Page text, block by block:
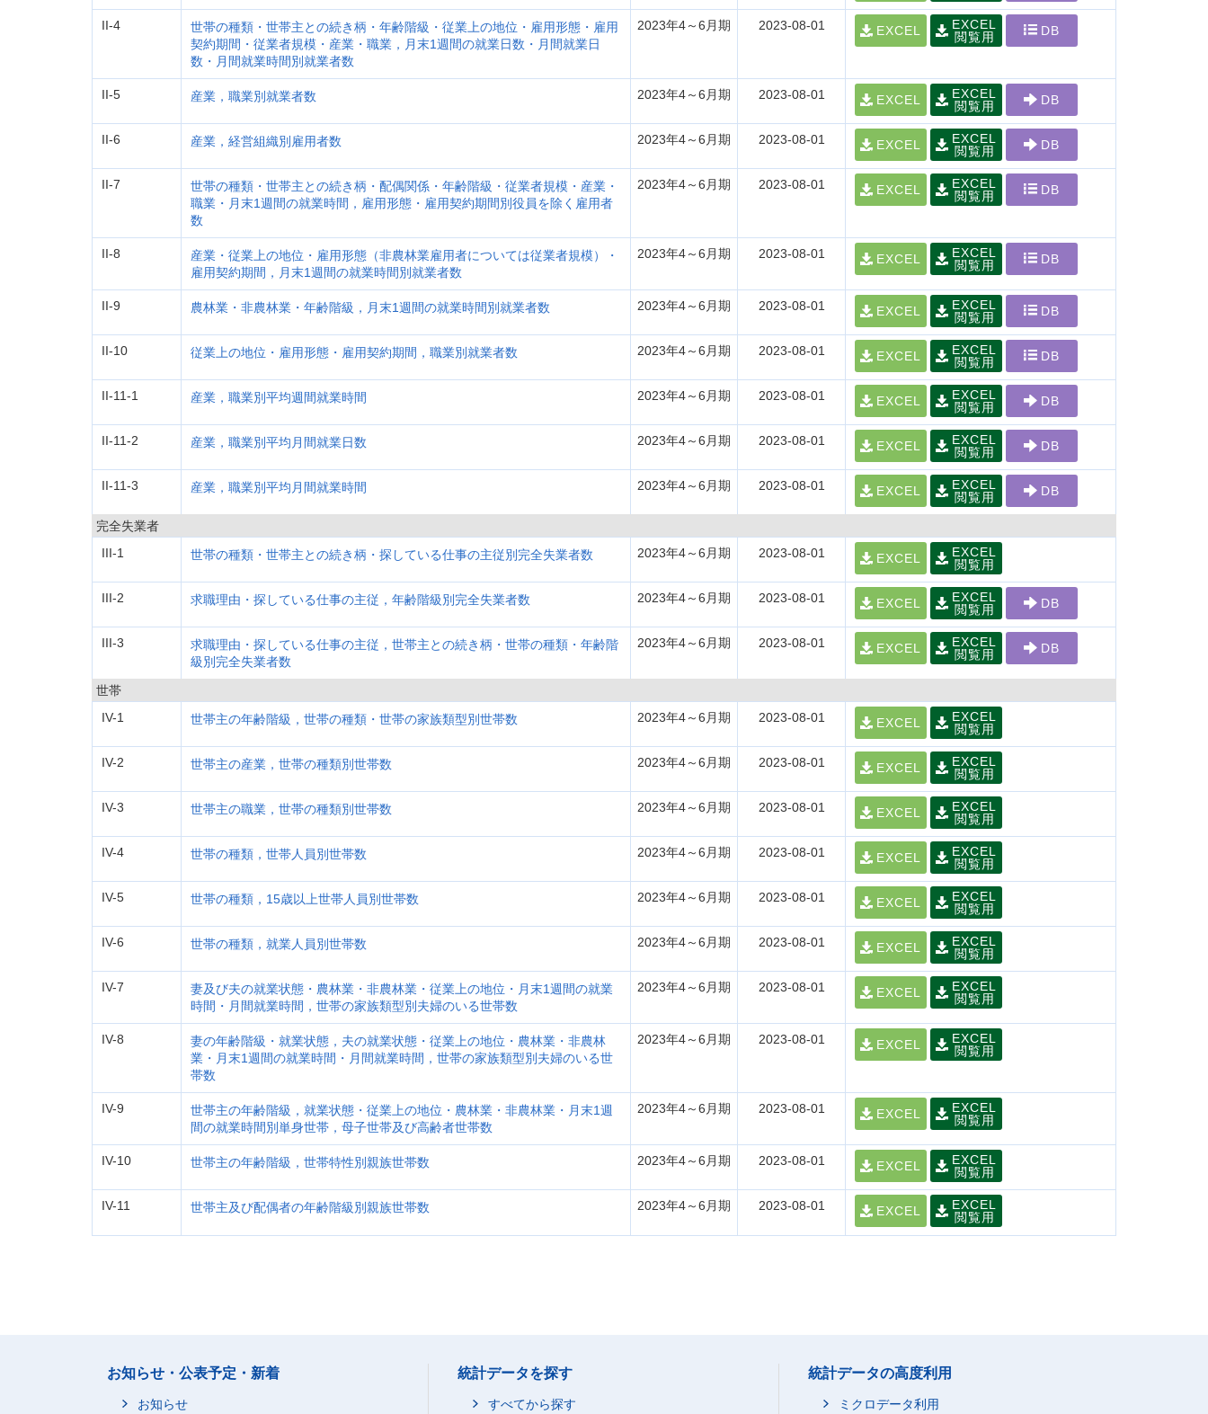
II-4
世帯の種類・世帯主との続き柄・年齢階級・従業上の地位・雇用形態・雇用
契約期間・従業者規模・産業・職業，月末1週間の就業日数・月間就業日
数・月間就業時間別就業者数
2023年4～6月期 2023-08-01 EXCEL
EXCEL
閲覧用
DB
II-5 産業，職業別就業者数 2023年4～6月期 2023-08-01 EXCEL
EXCEL
閲覧用
DB
II-6 産業，経営組織別雇用者数 2023年4～6月期 2023-08-01 EXCEL
EXCEL
閲覧用
DB
II-7
世帯の種類・世帯主との続き柄・配偶関係・年齢階級・従業者規模・産業・
職業・月末1週間の就業時間，雇用形態・雇用契約期間別役員を除く雇用者
数
2023年4～6月期 2023-08-01 EXCEL
EXCEL
閲覧用
DB
II-8
産業・従業上の地位・雇用形態（非農林業雇用者については従業者規模）・
雇用契約期間，月末1週間の就業時間別就業者数
2023年4～6月期 2023-08-01 EXCEL
EXCEL
閲覧用
DB
II-9 農林業・非農林業・年齢階級，月末1週間の就業時間別就業者数 2023年4～6月期 2023-08-01 EXCEL
EXCEL
閲覧用
DB
II-10 従業上の地位・雇用形態・雇用契約期間，職業別就業者数 2023年4～6月期 2023-08-01 EXCEL
EXCEL
閲覧用
DB
II-11-1 産業，職業別平均週間就業時間 2023年4～6月期 2023-08-01 EXCEL
EXCEL
閲覧用
DB
II-11-2 産業，職業別平均月間就業日数 2023年4～6月期 2023-08-01 EXCEL
EXCEL
閲覧用
DB
II-11-3 産業，職業別平均月間就業時間 2023年4～6月期 2023-08-01 EXCEL
EXCEL
閲覧用
DB
完全失業者
III-1
世帯の種類・世帯主との続き柄・探している仕事の主従別完全失業者数 2023年4～6月期 2023-08-01 EXCEL
EXCEL
閲覧用
III-2 求職理由・探している仕事の主従，年齢階級別完全失業者数 2023年4～6月期 2023-08-01 EXCEL
EXCEL
閲覧用
DB
III-3
求職理由・探している仕事の主従，世帯主との続き柄・世帯の種類・年齢階
級別完全失業者数
2023年4～6月期 2023-08-01 EXCEL
EXCEL
閲覧用
DB
世帯
IV-1
世帯主の年齢階級，世帯の種類・世帯の家族類型別世帯数 2023年4～6月期 2023-08-01 EXCEL
EXCEL
閲覧用
IV-2 世帯主の産業，世帯の種類別世帯数 2023年4～6月期 2023-08-01 EXCEL
EXCEL
閲覧用
IV-3 世帯主の職業，世帯の種類別世帯数 2023年4～6月期 2023-08-01 EXCEL
EXCEL
閲覧用
IV-4 世帯の種類，世帯人員別世帯数 2023年4～6月期 2023-08-01 EXCEL
EXCEL
閲覧用
IV-5 世帯の種類，15歳以上世帯人員別世帯数 2023年4～6月期 2023-08-01 EXCEL
EXCEL
閲覧用
IV-6 世帯の種類，就業人員別世帯数 2023年4～6月期 2023-08-01 EXCEL
EXCEL
閲覧用
IV-7
妻及び夫の就業状態・農林業・非農林業・従業上の地位・月末1週間の就業
時間・月間就業時間，世帯の家族類型別夫婦のいる世帯数
2023年4～6月期 2023-08-01 EXCEL
EXCEL
閲覧用
IV-8
妻の年齢階級・就業状態，夫の就業状態・従業上の地位・農林業・非農林
業・月末1週間の就業時間・月間就業時間，世帯の家族類型別夫婦のいる世
帯数
2023年4～6月期 2023-08-01 EXCEL
EXCEL
閲覧用
IV-9
世帯主の年齢階級，就業状態・従業上の地位・農林業・非農林業・月末1週
間の就業時間別単身世帯，母子世帯及び高齢者世帯数
2023年4～6月期 2023-08-01 EXCEL
EXCEL
閲覧用
IV-10 世帯主の年齢階級，世帯特性別親族世帯数 2023年4～6月期 2023-08-01 EXCEL
EXCEL
閲覧用
IV-11 世帯主及び配偶者の年齢階級別親族世帯数 2023年4～6月期 2023-08-01 EXCEL
EXCEL
閲覧用
お知らせ・公表予定・新着
お知らせ
統計データを探す
すべてから探す
統計データの高度利用
ミクロデータ利用